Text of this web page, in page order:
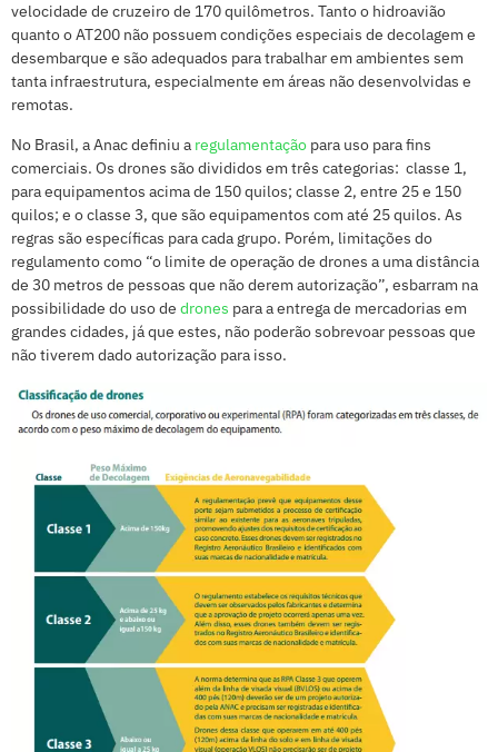
velocidade de cruzeiro de 170 quilômetros. Tanto o hidroavião
quanto o AT200 não possuem condições especiais de decolagem e
desembarque e são adequados para trabalhar em ambientes sem
tanta infraestrutura, especialmente em áreas não desenvolvidas e
remotas.
No Brasil, a Anac definiu a regulamentação para uso para fins
comerciais. Os drones são divididos em três categorias: classe 1,
para equipamentos acima de 150 quilos; classe 2, entre 25 e 150
quilos; e o classe 3, que são equipamentos com até 25 quilos. As
regras são específicas para cada grupo. Porém, limitações do
regulamento como “o limite de operação de drones a uma distância
de 30 metros de pessoas que não derem autorização”, esbarram na
possibilidade do uso de drones para a entrega de mercadorias em
grandes cidades, já que estes, não poderão sobrevoar pessoas que
não tiverem dado autorização para isso.